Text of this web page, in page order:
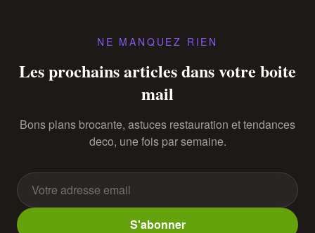
NE MANQUEZ RIEN
Les prochains articles dans votre boite
mail
Bons plans brocante, astuces restauration et tendances
deco, une fois par semaine.
S'abonner